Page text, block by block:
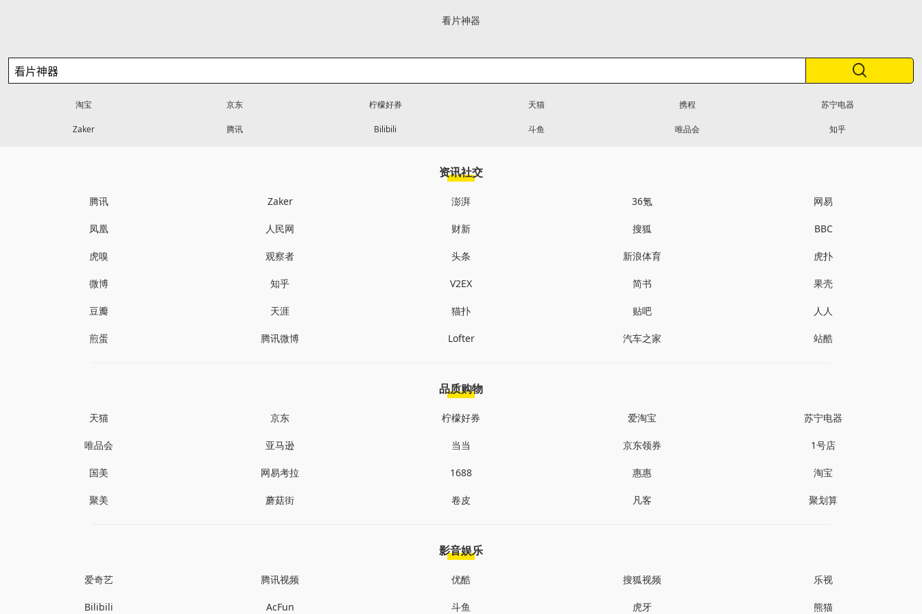
看片神器
淘宝 京东 柠檬好券 天猫 携程 苏宁电器
Zaker 腾讯 Bilibili 斗鱼 唯品会 知乎
资讯社交
腾讯 Zaker 澎湃 36氪 网易
凤凰 人民网 财新 搜狐 BBC
虎嗅 观察者 头条 新浪体育 虎扑
微博 知乎 V2EX 简书 果壳
豆瓣 天涯 猫扑 贴吧 人人
煎蛋 腾讯微博 Lofter 汽车之家 站酷
品质购物
天猫 京东 柠檬好券 爱淘宝 苏宁电器
唯品会 亚马逊 当当 京东领券 1号店
国美 网易考拉 1688 惠惠 淘宝
聚美 蘑菇街 卷皮 凡客 聚划算
影音娱乐
爱奇艺 腾讯视频 优酷 搜狐视频 乐视
Bilibili AcFun 斗鱼 虎牙 熊猫